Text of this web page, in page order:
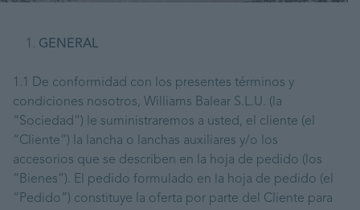
GENERAL
1.1 De conformidad con los presentes términos y
condiciones nosotros, Williams Balear S.L.U. (la
“Sociedad”) le suministraremos a usted, el cliente (el
“Cliente”) la lancha o lanchas auxiliares y/o los
accesorios que se describen en la hoja de pedido (los
“Bienes”). El pedido formulado en la hoja de pedido (el
“Pedido”) constituye la oferta por parte del Cliente para